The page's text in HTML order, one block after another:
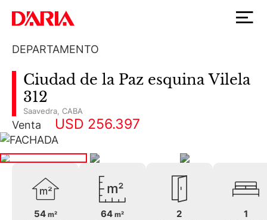
DEPARTAMENTO
Ciudad de la Paz esquina Vilela
312
Saavedra CABA
Venta USD 256.397
54 m² 64 m² 2 1